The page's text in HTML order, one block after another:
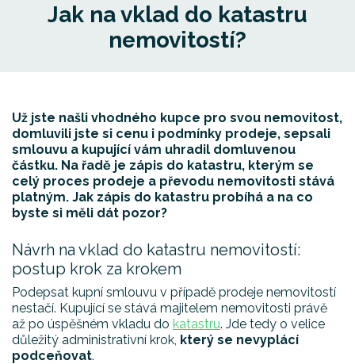
Jak na vklad do katastru
nemovitostí?
Už jste našli vhodného kupce pro svou nemovitost,
domluvili jste si cenu i podmínky prodeje, sepsali
smlouvu a kupující vám uhradil domluvenou
částku. Na řadě je zápis do katastru, kterým se
celý proces prodeje a převodu nemovitosti stává
platným. Jak zápis do katastru probíhá a na co
byste si měli dát pozor?
Návrh na vklad do katastru nemovitostí:
postup krok za krokem
Podepsat kupní smlouvu v případě prodeje nemovitostí
nestačí. Kupující se stává majitelem nemovitosti právě
až po úspěšném vkladu do katastru. Jde tedy o velice
důležitý administrativní krok, který se nevyplácí
podceňovat.